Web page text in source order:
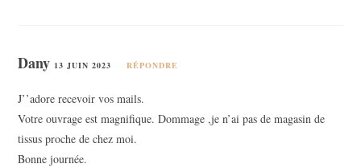
Dany 13 JUIN 2023 RÉPONDRE
J’’adore recevoir vos mails.
Votre ouvrage est magnifique. Dommage ,je n’ai pas de magasin de
tissus proche de chez moi.
Bonne journée.